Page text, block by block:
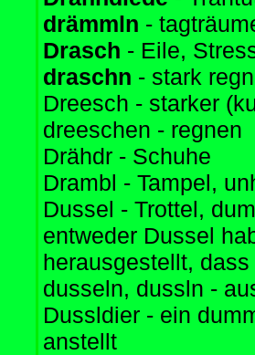
drämmln -
Drasch - Eile,
draschn - stark
Dreesch - starker
dreeschen - regnen
Drähdr - Schuhe
Drambl - Tampel,
Dussel - Trottel,
entweder Dussel
herausgestellt,
dusseln, dussln -
Dussldier - ein
anstellt